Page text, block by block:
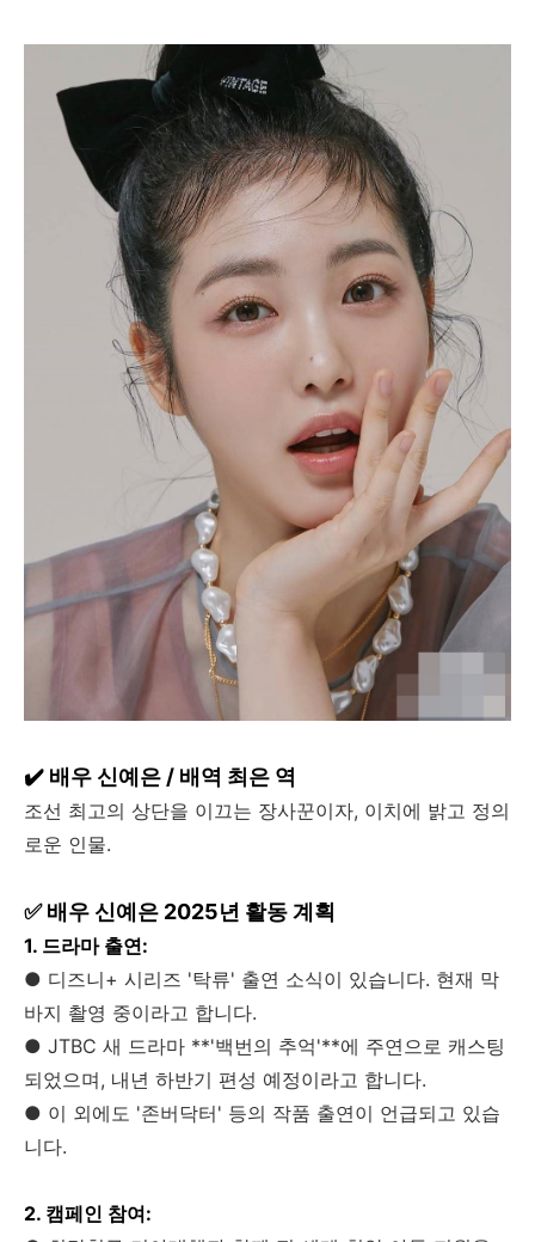
✔️ 배우 신예은 / 배역 최은 역
조선 최고의 상단을 이끄는 장사꾼이자, 이치에 밝고 정의
로운 인물.
✅ 배우 신예은 2025년 활동 계획
1. 드라마 출연:
● 디즈니+ 시리즈 '탁류' 출연 소식이 있습니다. 현재 막
바지 촬영 중이라고 합니다.
● JTBC 새 드라마 **'백번의 추억'**에 주연으로 캐스팅
되었으며, 내년 하반기 편성 예정이라고 합니다.
● 이 외에도 '존버닥터' 등의 작품 출연이 언급되고 있습
니다.
2. 캠페인 참여: